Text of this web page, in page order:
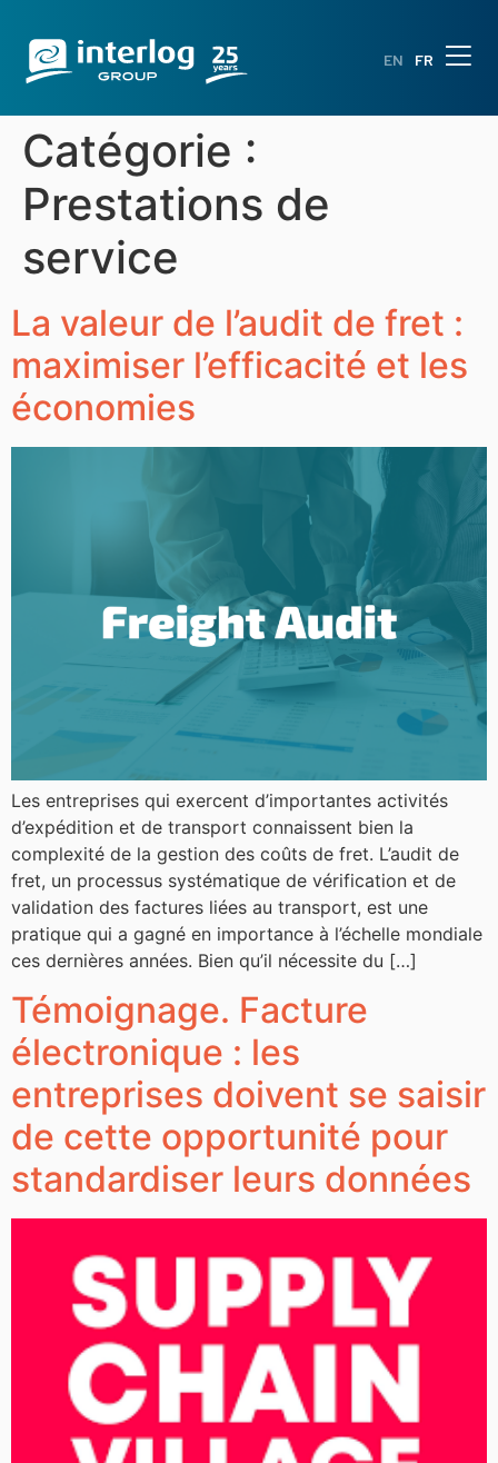
EN FR
Catégorie :
Prestations de
service
La valeur de l’audit de fret :
maximiser l’efficacité et les
économies
Les entreprises qui exercent d’importantes activités
d’expédition et de transport connaissent bien la
complexité de la gestion des coûts de fret. L’audit de
fret, un processus systématique de vérification et de
validation des factures liées au transport, est une
pratique qui a gagné en importance à l’échelle mondiale
ces dernières années. Bien qu’il nécessite du […]
Témoignage. Facture
électronique : les
entreprises doivent se saisir
de cette opportunité pour
standardiser leurs données